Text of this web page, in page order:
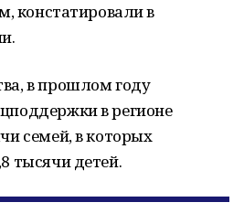
констатировали в
в прошлом году
в регионе
семей, в которых
тысячи детей.